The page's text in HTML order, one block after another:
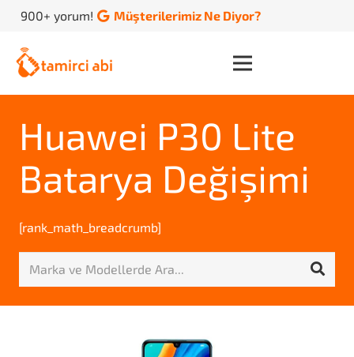
900+ yorum! Müşterilerimiz Ne Diyor?
Huawei P30 Lite
Batarya Değişimi
[rank_math_breadcrumb]